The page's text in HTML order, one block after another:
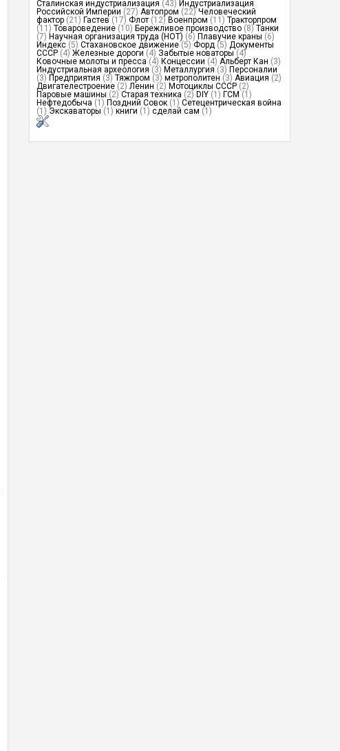
Сталинская индустриализация (43) Индустриализация
Российской Империи (27) Автопром (22) Человеческий
фактор (21) Гастев (17) Флот (12) Военпром (11) Тракторпром
(11) Товароведение (10) Бережливое производство (8) Танки
(7) Научная организация труда (НОТ) (6) Плавучие краны (6)
Индекс (5) Стахановское движение (5) Форд (5) Документы
СССР (4) Железные дороги (4) Забытые новаторы (4)
Ковочные молоты и пресса (4) Концессии (4) Альберт Кан (3)
Индустриальная археология (3) Металлургия (3) Персоналии
(3) Предприятия (3) Тяжпром (3) метрополитен (3) Авиация (2)
Двигателестроение (2) Ленин (2) Мотоциклы СССР (2)
Паровые машины (2) Старая техника (2) DIY (1) ГСМ (1)
Нефтедобыча (1) Поздний Совок (1) Сетецентрическая война
(1) Экскаваторы (1) книги (1) сделай сам (1)